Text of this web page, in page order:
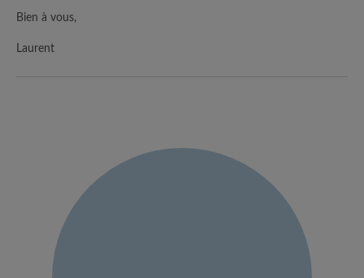
Bien à vous,
Laurent